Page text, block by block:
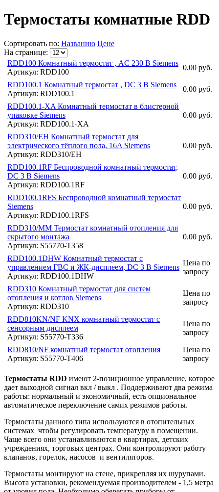
Термостаты комнатные RDD
Сортировать по: Названию Цене
На странице:
RDD100 Комнатный термостат , AC 230 В Siemens
Артикул: RDD100
0.00 руб.
RDD100.1 Комнатный термостат , DC 3 В Siemens
Артикул: RDD100.1
0.00 руб.
RDD100.1-XA Комнатный термостат в блистерной
упаковке Siemens
Артикул: RDD100.1-XA
0.00 руб.
RDD310/EH Комнатный термостат для
электрического тёплого пола, 16A Siemens
Артикул: RDD310/EH
0.00 руб.
RDD100.1RF Беспроводной комнатный термостат,
DC 3 В Siemens
Артикул: RDD100.1RF
0.00 руб.
RDD100.1RFS Беспроводной комнатный термостат
Siemens
Артикул: RDD100.1RFS
0.00 руб.
RDD310/MM Термостат комнатный отопления для
скрытого монтажа
Артикул: S55770-T358
0.00 руб.
RDD100.1DHW Комнатный термостат с
управлением ГВС и ЖК-дисплеем, DC 3 В Siemens
Артикул: RDD100.1DHW
Цена по
запросу
RDD310 Комнатный термостат для систем
отопления и котлов Siemens
Артикул: RDD310
Цена по
запросу
RDD810KN/NF KNX комнатный термостат с
сенсорным дисплеем
Артикул: S55770-T336
Цена по
запросу
RDD810/NF комнатный термостат отопления
Артикул: S55770-T406
Цена по
запросу
Термостаты RDD имеют 2-позиционное управление, которое
дает выходной сигнал вкл / выкл . Поддерживают два режима
работы: нормальный и экономичный, есть опциональное
автоматическое переключение самих режимов работы.
Термостаты данного типа используются в отопительных
системах чтобы регулировать температуру в помещении.
Чаще всего они устанавливаются в квартирах, детских
учреждениях, торговых центрах. Они контролируют работу
клапанов, горелок, насосов и вентиляторов.
Термостаты монтируют на стене, прикрепляя их шурупами.
Высота установки, рекомендуемая производителем - 1,5 метра